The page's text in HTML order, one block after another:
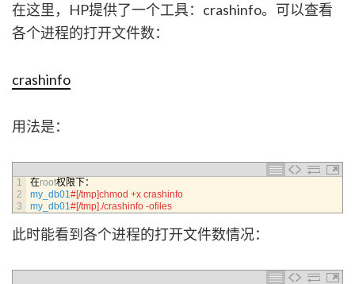
在这里，HP提供了一个工具：crashinfo。可以查看
各个进程的打开文件数：
crashinfo
用法是：
1
2
3
在root权限下：
my_db01#[/tmp]chmod +x crashinfo
my_db01#[/tmp]./crashinfo -ofiles
此时能看到各个进程的打开文件数情况：